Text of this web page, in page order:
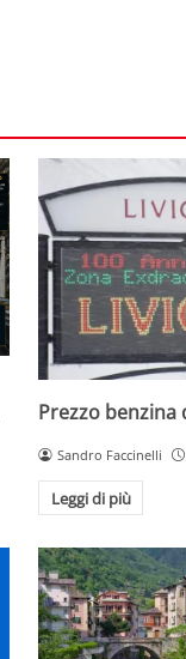
Prezzo benzina
Sandro Faccinelli
Leggi di più